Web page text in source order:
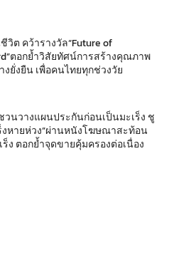
วิต คว้ารางวัล“Future of
ตอกย้ำวิสัยทัศน์การสร้างคุณภาพ
ยั่งยืน เพื่อคนไทยทุกช่วงวัย
นวางแผนประกันก่อนเป็นมะเร็ง ชู
หายห่วง”ผ่านหนังโฆษณาสะท้อน
ง ตอกย้ำจุดขายคุ้มครองต่อเนื่อง